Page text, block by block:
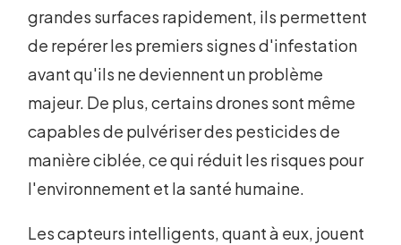
grandes surfaces rapidement, ils permettent
de repérer les premiers signes d'infestation
avant qu'ils ne deviennent un problème
majeur. De plus, certains drones sont même
capables de pulvériser des pesticides de
manière ciblée, ce qui réduit les risques pour
l'environnement et la santé humaine.
Les capteurs intelligents, quant à eux, jouent